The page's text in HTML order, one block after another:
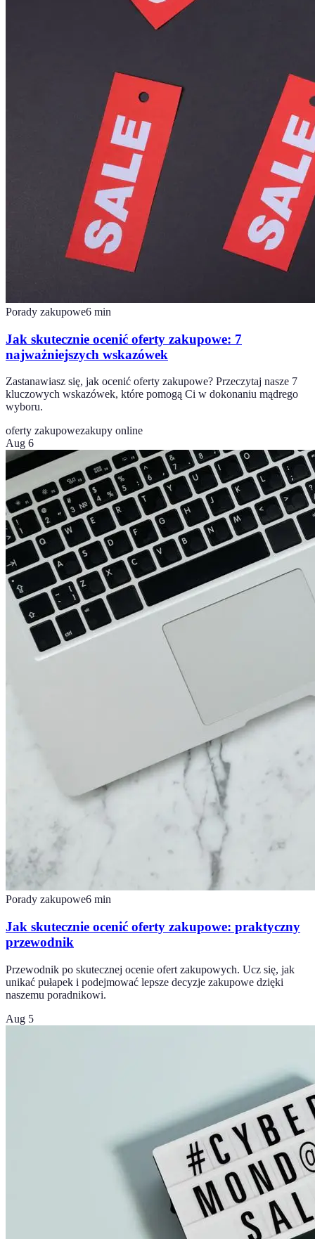
Porady zakupowe6 min
Jak skutecznie ocenić oferty zakupowe: 7
najważniejszych wskazówek
Zastanawiasz się, jak ocenić oferty zakupowe? Przeczytaj nasze 7
kluczowych wskazówek, które pomogą Ci w dokonaniu mądrego
wyboru.
oferty zakupowezakupy online
Aug 6
Porady zakupowe6 min
Jak skutecznie ocenić oferty zakupowe: praktyczny
przewodnik
Przewodnik po skutecznej ocenie ofert zakupowych. Ucz się, jak
unikać pułapek i podejmować lepsze decyzje zakupowe dzięki
naszemu poradnikowi.
Aug 5